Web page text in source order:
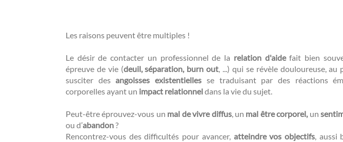
Les raisons peuvent être multiples !
Le désir de contacter un professionnel de la relation d'aidefait bien
épreuve de vie (deuil, séparation, burn out, ...) qui se révèle douloureuse,
susciter desangoisses existentielles se traduisant par des réactions
corporelles ayant un impact relationneldans la vie du sujet.
Peut-être éprouvez-vous un mal de vivre diffus, un mal être corporel,un
ou d’abandon?
Rencontrez-vous des difficultés pour avancer, atteindre vos objectifs, aussi